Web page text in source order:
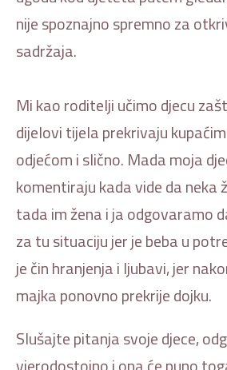
nije spoznajno spremno za
sadržaja.
Mi kao roditelji učimo djecu
dijelovi tijela prekrivaju
odjećom i slično. Mada moja
komentiraju kada vide da neka
tada im žena i ja odgovaramo
za tu situaciju jer je beba u
je čin hranjenja i ljubavi, jer
majka ponovno prekrije dojku.
Slušajte pitanja svoje djece,